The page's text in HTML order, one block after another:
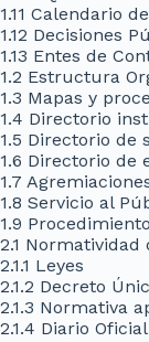
1.11 Calendario
1.12 Decisiones
1.13 Entes de
1.2 Estructura
1.3 Mapas y
1.4 Directorio
1.5 Directorio de
1.6 Directorio de
1.7
1.8 Servicio al
1.9
2.1 Normatividad
2.1.1 Leyes
2.1.2 Decreto
2.1.3 Normativa
2.1.4 Diario Oficial